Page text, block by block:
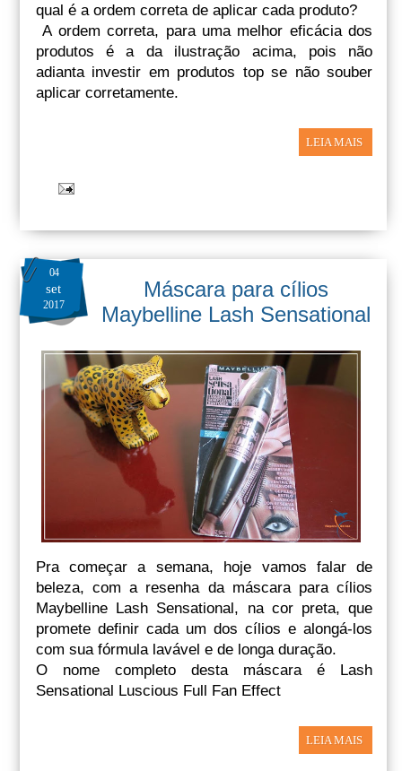
qual é a ordem correta de aplicar cada produto?
A ordem correta, para uma melhor eficácia dos
produtos é a da ilustração acima, pois não
adianta investir em produtos top se não souber
aplicar corretamente.
LEIA MAIS
04
set
2017
Máscara para cílios
Maybelline Lash Sensational
Pra começar a semana, hoje vamos falar de
beleza, com a resenha da máscara para cílios
Maybelline Lash Sensational, na cor preta, que
promete definir cada um dos cílios e alongá-los
com sua fórmula lavável e de longa duração.
O nome completo desta máscara é Lash
Sensational Luscious Full Fan Effect
LEIA MAIS